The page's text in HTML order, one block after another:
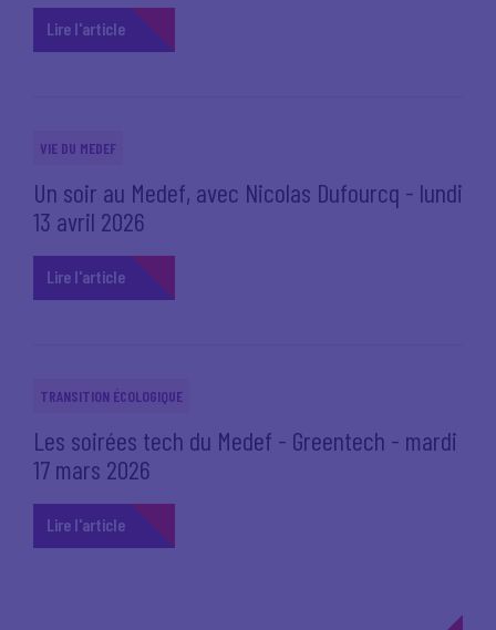
Lire l'article
VIE DU MEDEF
Un soir au Medef, avec Nicolas Dufourcq - lundi
13 avril 2026
Lire l'article
TRANSITION ÉCOLOGIQUE
Les soirées tech du Medef - Greentech - mardi
17 mars 2026
Lire l'article